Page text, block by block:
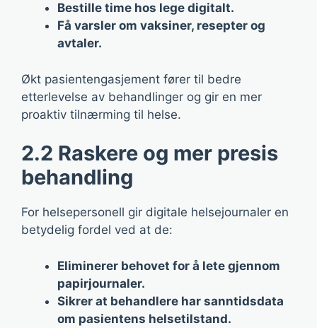
Bestille time hos lege digitalt.
Få varsler om vaksiner, resepter og
avtaler.
Økt pasientengasjement fører til bedre
etterlevelse av behandlinger og gir en mer
proaktiv tilnærming til helse.
2.2 Raskere og mer presis
behandling
For helsepersonell gir digitale helsejournaler en
betydelig fordel ved at de:
Eliminerer behovet for å lete gjennom
papirjournaler.
Sikrer at behandlere har sanntidsdata
om pasientens helsetilstand.